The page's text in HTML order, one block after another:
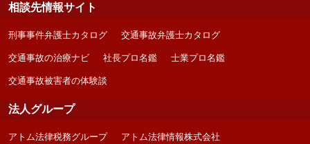
相談先情報サイト
刑事事件弁護士カタログ 交通事故弁護士カタログ
交通事故の治療ナビ 社長プロ名鑑 士業プロ名鑑
交通事故被害者の体験談
法人グループ
アトム法律税務グループ アトム法律情報株式会社